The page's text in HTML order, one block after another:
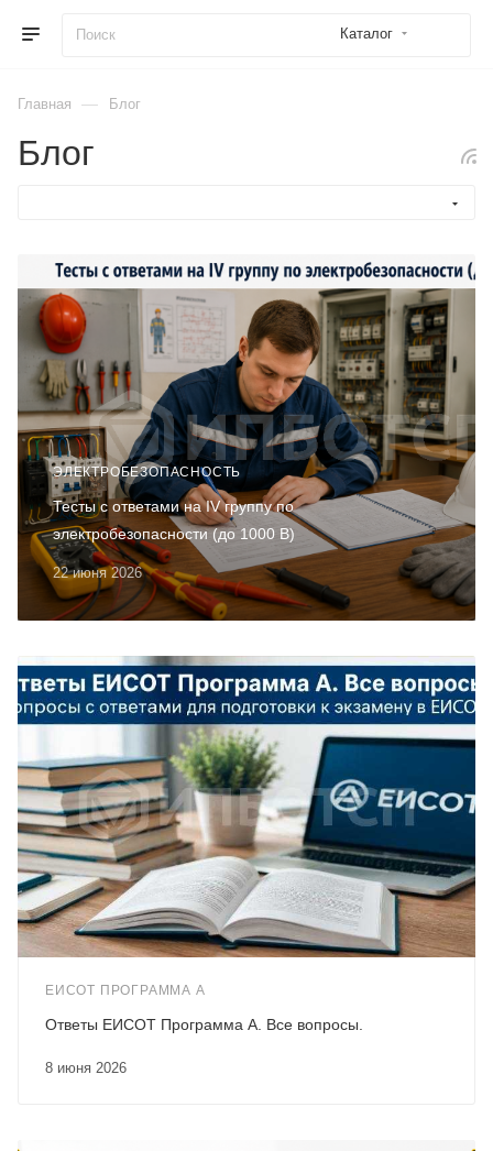
Каталог
Главная — Блог
Блог
ЭЛЕКТРОБЕЗОПАСНОСТЬ
22 июня 2026
Тесты с ответами на IV группу по
электробезопасности (до 1000 В)
ЕИСОТ ПРОГРАММА А
8 июня 2026
Ответы ЕИСОТ Программа А. Все вопросы.